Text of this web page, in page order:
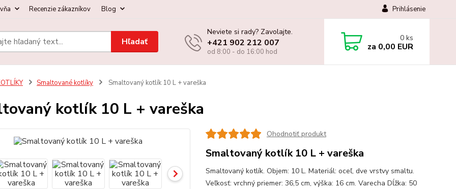
Recenzie zákazníkov Blog Prihlásenie
Hľadať
Neviete si rady? Zavolajte.
+421 902 212 007
od 8:00 - do 16:00 hod
0 ks
za 0,00 EUR
Smaltované kotlíky Smaltovaný kotlík 10 L + vareška
kotlík 10 L + vareška
Ohodnotiť produkt
Smaltovaný kotlík 10 L + vareška
Smaltovaný kotlík. Objem: 10 L. Materiál: oceľ, dve vrstvy smaltu.
Veľkosť: vrchný priemer: 36,5 cm, výška: 16 cm. Varecha Dĺžka: 50